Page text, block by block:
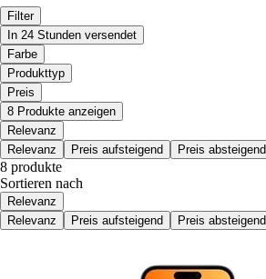
Filter
In 24 Stunden versendet
Farbe
Produkttyp
Preis
8 Produkte anzeigen
Relevanz
Relevanz
Preis aufsteigend Preis absteigend
8 produkte
Sortieren nach
Relevanz
Relevanz
Preis aufsteigend Preis absteigend